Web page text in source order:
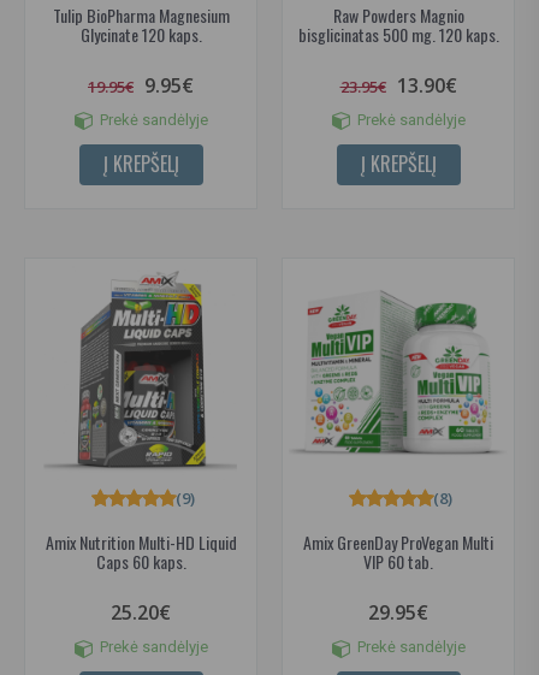
Tulip BioPharma Magnesium
Glycinate 120 kaps.
19.95€ 9.95€
Prekė sandėlyje
Į KREPŠELĮ
Raw Powders Magnio
bisglicinatas 500 mg. 120 kaps.
23.95€ 13.90€
Prekė sandėlyje
Į KREPŠELĮ
Amix Nutrition Multi-HD Liquid
Caps 60 kaps.
(9)
25.20€
Prekė sandėlyje
Amix GreenDay ProVegan Multi
VIP 60 tab.
(8)
29.95€
Prekė sandėlyje